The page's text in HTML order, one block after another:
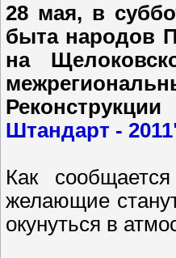
28 мая, в
быта народов
на
Штандарт -
Как сообщается
желающие
окунуться в